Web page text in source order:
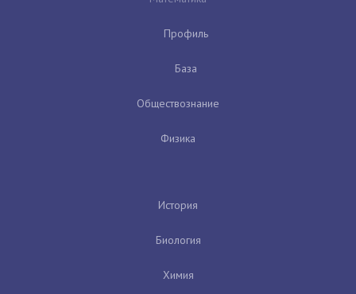
Профиль
База
Обществознание
Физика
История
Биология
Химия